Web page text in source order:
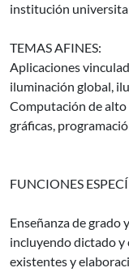
institución
TEMAS AFINES:
Aplicaciones
iluminación global,
Computación de
gráficas,
FUNCIONES
Enseñanza de
incluyendo dictado
existentes y